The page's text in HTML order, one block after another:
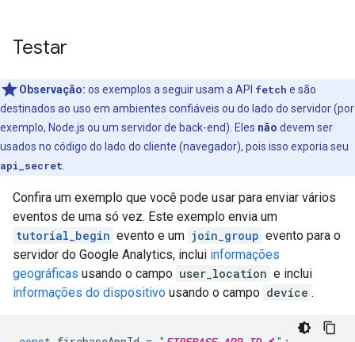
Testar
Observação: os exemplos a seguir usam a API fetch e são
destinados ao uso em ambientes confiáveis ou do lado do servidor (por
exemplo, Node.js ou um servidor de back-end). Eles não devem ser
usados no código do lado do cliente (navegador), pois isso exporia seu
api_secret
Confira um exemplo que você pode usar para enviar vários
eventos de uma só vez. Este exemplo envia um
tutorial_begin evento e um join_group evento para o
servidor do Google Analytics, inclui informações
geográficas usando o campo user_location e inclui
informações do dispositivo usando o campo device .